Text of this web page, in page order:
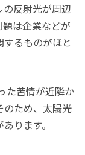
反射光が周辺
は企業などが
るものがほと
た苦情が近隣か
のため、太陽光
ります。